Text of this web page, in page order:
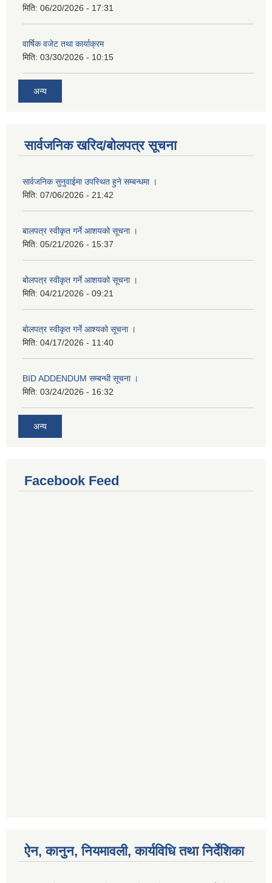
मिति: 06/20/2026 - 17:31
वार्षिक वजेट तथा कार्याक्रम
मिति: 03/30/2026 - 10:15
अन्य
सार्वजनिक खरिद/बोलपत्र सूचना
सार्वजनिक सुनुवाईमा उपस्थित हुने सम्बन्धमा ।
मिति: 07/06/2026 - 21:42
बालपत्र स्वीकृत गर्ने आशयको सूचना ।
मिति: 05/21/2026 - 15:37
बोलपत्र स्वीकृत गर्ने आशयको सूचना ।
मिति: 04/21/2026 - 09:21
बोलपत्र स्वीकृत गर्ने आश्यको सूचना ।
मिति: 04/17/2026 - 11:40
BID ADDENDUM सम्बन्धी सूचना ।
मिति: 03/24/2026 - 16:32
अन्य
Facebook Feed
ऐन, कानुन, नियमावली, कार्यविधि तथा निर्देशिका